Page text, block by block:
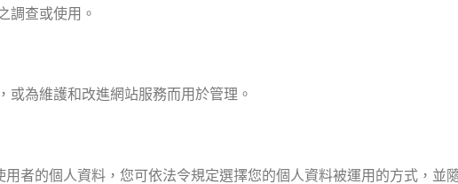
調查或使用。
或為維護和改進網站服務而用於管理。
者的個人資料，您可依法令規定選擇您的個人資料被運用的方式，並